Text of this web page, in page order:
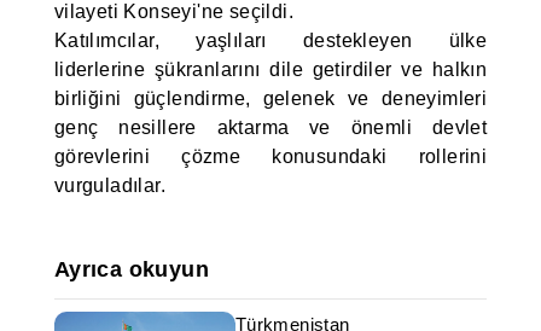
vilayeti Konseyi'ne seçildi.
Katılımcılar, yaşlıları destekleyen ülke
liderlerine şükranlarını dile getirdiler ve halkın
birliğini güçlendirme, gelenek ve deneyimleri
genç nesillere aktarma ve önemli devlet
görevlerini çözme konusundaki rollerini
vurguladılar.
Ayrıca okuyun
Türkmenistan